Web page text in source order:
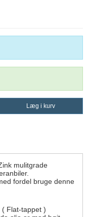
Læg i kurv
mulitgrade
fordel bruge denne
Flat-tappet )